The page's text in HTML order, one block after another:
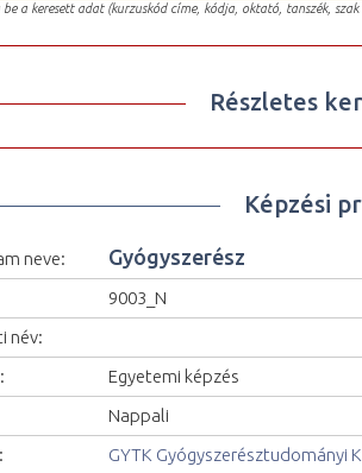
a keresett adat (kurzuskód címe, kódja, oktató, tanszék,
Részletes
Képzési
neve: Gyógyszerész
9003_N
név:
Egyetemi képzés
Nappali
GYTK Gyógyszerésztudományi